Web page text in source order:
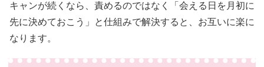
キャンが続くなら、責めるのではなく「会える日を月初に
先に決めておこう」と仕組みで解決すると、お互いに楽に
なります。